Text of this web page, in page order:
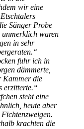
wir eine
Sänger Probe
unmerklich waren
in sehr
fuhr ich in
dämmerte,
Kammer die
erzitterte.“
steht eine
heute aber
krachten die